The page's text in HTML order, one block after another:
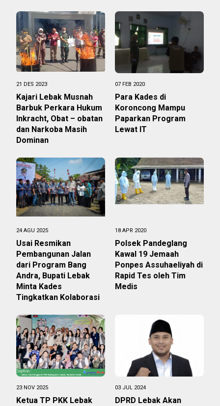
21 DES 2023
Kajari Lebak Musnah
Barbuk Perkara Hukum
Inkracht, Obat – obatan
dan Narkoba Masih
Dominan
07 FEB 2020
Para Kades di
Koroncong Mampu
Paparkan Program
Lewat IT
24 AGU 2025
‎Usai Resmikan
Pembangunan Jalan
dari Program Bang
Andra, Bupati Lebak
Minta Kades
Tingkatkan Kolaborasi
18 APR 2020
Polsek Pandeglang
Kawal 19 Jemaah
Ponpes Assuhaeliyah di
Rapid Tes oleh Tim
Medis
23 NOV 2025
Ketua TP PKK Lebak
03 JUL 2024
DPRD Lebak Akan